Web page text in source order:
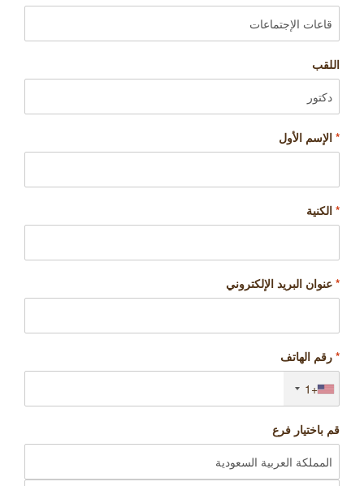
اللقب
* الإسم الأول
* الكنية
* عنوان البريد الإلكتروني
* رقم الهاتف
+1
قم باختيار فرع